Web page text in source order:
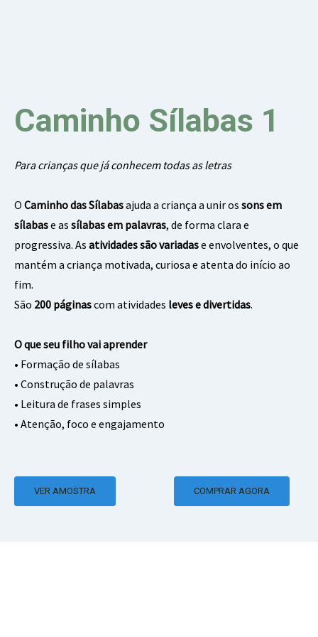
Caminho Sílabas 1
Para crianças que já conhecem todas as letras
O Caminho das Sílabasajuda a criança a unir os sons em
sílabase as sílabas em palavras, de forma clara e
progressiva. As atividades são variadase envolventes, o que
mantém a criança motivada, curiosa e atenta do início ao
fim.
São 200 páginascom atividades leves e divertidas.
O que seu filho vai aprender
• Formação de sílabas
• Construção de palavras
• Leitura de frases simples
• Atenção, foco e engajamento
VER AMOSTRA COMPRAR AGORA